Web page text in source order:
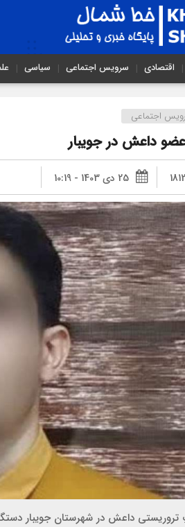
اقتصادی سرویس اجتماعی سیاسی
اجتماعی
داعش در جویبار
25 دی 1403 - 10:19
داعش در شهرستان جویبار